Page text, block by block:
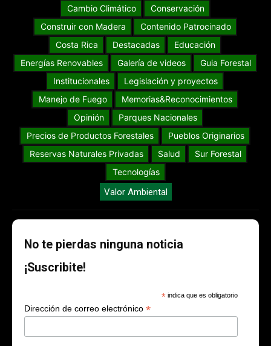
Cambio Climático
Conservación
Construir con Madera
Contenido Patrocinado
Costa Rica
Destacadas
Educación
Energías Renovables
Galería de videos
Guia Forestal
Institucionales
Legislación y proyectos
Manejo de Fuego
Memorias&Reconocimientos
Opinión
Parques Nacionales
Precios de Productos Forestales
Pueblos Originarios
Reservas Naturales Privadas
Salud
Sur Forestal
Tecnologías
Valor Ambiental
No te pierdas ninguna noticia
¡Suscribite!
* indica que es obligatorio
Dirección de correo electrónico *